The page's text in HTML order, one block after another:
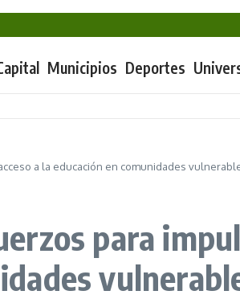
Municipios Deportes
a la educación en comunidades
para